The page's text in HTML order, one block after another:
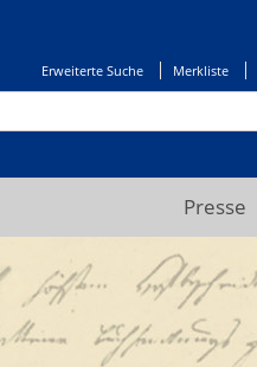
Erweiterte Suche Merkliste
Presse